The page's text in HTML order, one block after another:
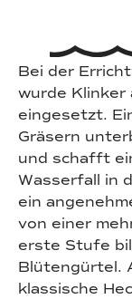
Bei der
wurde Klinker
eingesetzt.
Gräsern
und schafft
Wasserfall in
ein
von einer
erste Stufe
Blütengürtel.
klassische